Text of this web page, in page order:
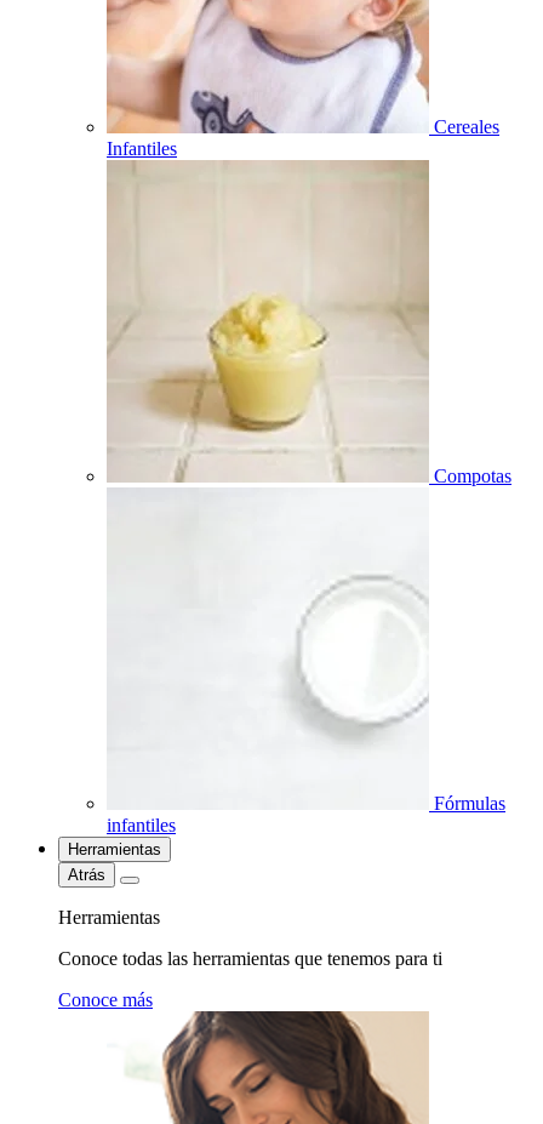
Cereales
Infantiles
Compotas
Fórmulas
infantiles
Herramientas
Atrás
Herramientas
Conoce todas las herramientas que tenemos para ti
Conoce más